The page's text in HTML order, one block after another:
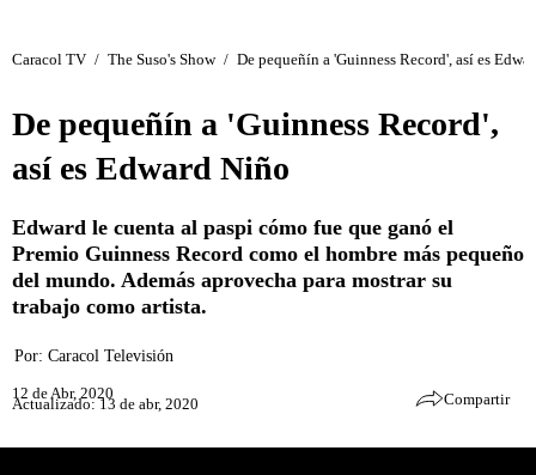
Caracol TV / The Suso's Show / De pequeñín a 'Guinness Record', así es
De pequeñín a 'Guinness Record',
así es Edward Niño
Edward le cuenta al paspi cómo fue que ganó el
Premio Guinness Record como el hombre más pequeño
del mundo. Además aprovecha para mostrar su
trabajo como artista.
Por: Caracol Televisión
12 de Abr, 2020
Actualizado: 13 de abr, 2020 Compartir